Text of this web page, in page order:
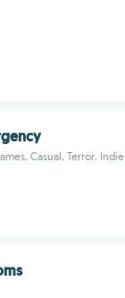
Casual, Terror, Indie